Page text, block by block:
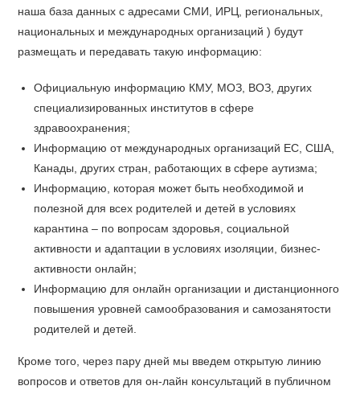
наша база данных с адресами СМИ, ИРЦ, региональных,
национальных и международных организаций ) будут
размещать и передавать такую информацию:
Официальную информацию КМУ, МОЗ, ВОЗ, других
специализированных институтов в сфере
здравоохранения;
Информацию от международных организаций ЕС, США,
Канады, других стран, работающих в сфере аутизма;
Информацию, которая может быть необходимой и
полезной для всех родителей и детей в условиях
карантина – по вопросам здоровья, социальной
активности и адаптации в условиях изоляции, бизнес-
активности онлайн;
Информацию для онлайн организации и дистанционного
повышения уровней самообразования и самозанятости
родителей и детей.
Кроме того, через пару дней мы введем открытую линию
вопросов и ответов для он-лайн консультаций в публичном